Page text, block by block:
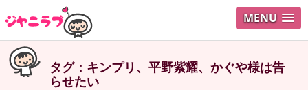
MENU ログイ
タグ：キンプリ、平野紫耀、かぐや様は告
らせたい